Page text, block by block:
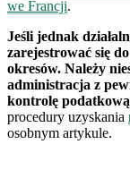
we Francji.
Jeśli jednak
zarejestrować się
okresów. Należy
administracja z
kontrolę
procedury uzyskania
osobnym artykule.